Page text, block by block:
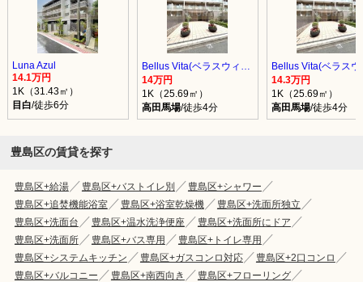
Luna Azul
14.1万円
1K（31.43㎡）
目白/徒歩6分
Bellus Vita(ベラスウィータ)
14万円
1K（25.69㎡）
高田馬場/徒歩4分
14.3万円
1K（25.69㎡）
高田馬場/徒歩4分
豊島区の賃貸を探す
豊島区+給湯 豊島区+バストイレ別
豊島区+シャワー
豊島区+追焚機能浴室
豊島区+浴室乾燥機
豊島区+洗面所独立
豊島区+洗面台
豊島区+温水洗浄便座
豊島区+洗面所にドア
豊島区+洗面所
豊島区+バス専用
豊島区+トイレ専用
豊島区+システムキッチン
豊島区+ガスコンロ対応
豊島区+2口コンロ
豊島区+バルコニー
豊島区+南西向き
豊島区+フローリング